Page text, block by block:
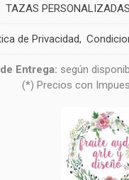
TAZAS PERSONALIZADAS
de Privacidad
Entrega: según
(*) Precios con